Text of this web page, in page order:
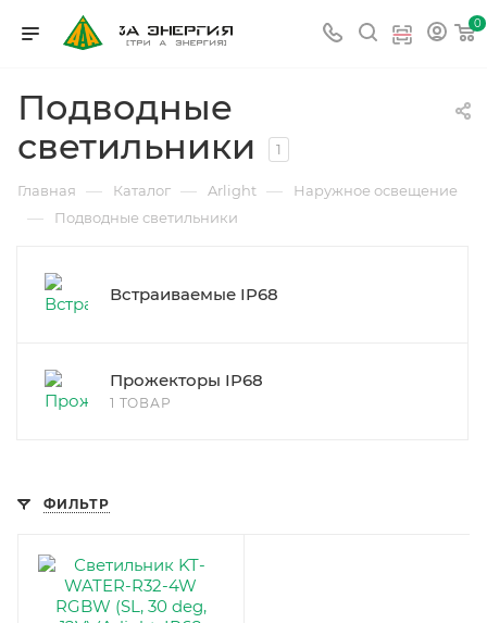
0
Подводные
светильники
1
Главная — Каталог — Arlight — Наружное освещение
— Подводные светильники
Встраиваемые IP68
Прожекторы IP68
1 ТОВАР
ФИЛЬТР